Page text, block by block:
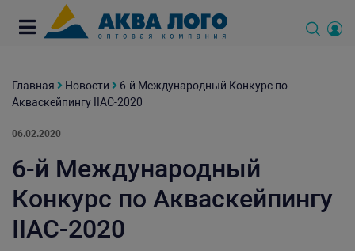
Главная Новости
6-й Международный Конкурс по
Акваскейпингу IIAC-2020
06.02.2020
6-й Международный
Конкурс по Акваскейпингу
IIAC-2020